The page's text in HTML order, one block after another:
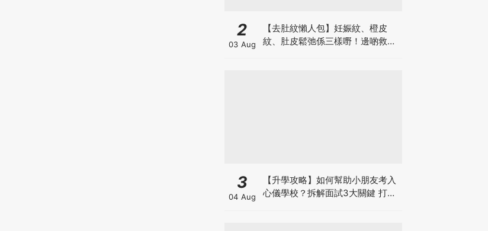
2
03 Aug
【去肚紋懶人包】妊娠紋、橙皮
紋、肚皮鬆弛係三樣嘢！邊啲救得
3
04 Aug
【升學攻略】如何幫助小朋友考入
心儀學校？拆解面試3大關鍵 打好